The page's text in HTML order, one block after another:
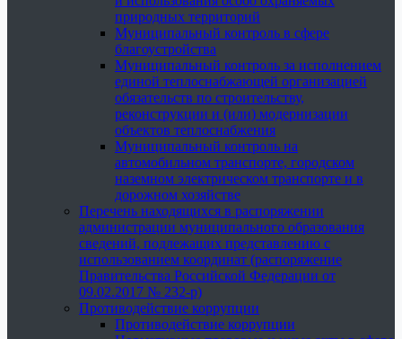
природных территорий
Муниципальный контроль в сфере
благоустройства
Муниципальный контроль за исполнением
единой теплоснабжающей организацией
обязательств по строительству,
реконструкции и (или) модернизации
объектов теплоснабжения
Муниципальный контроль на
автомобильном транспорте, городском
наземном электрическом транспорте и в
дорожном хозяйстве
Перечень находящихся в распоряжении
администрации муниципального образования
сведений, подлежащих представлению с
использованием координат (распоряжение
Правительства Российской Федерации от
09.02.2017 № 232-р)
Противодействие коррупции
Противодействие коррупции